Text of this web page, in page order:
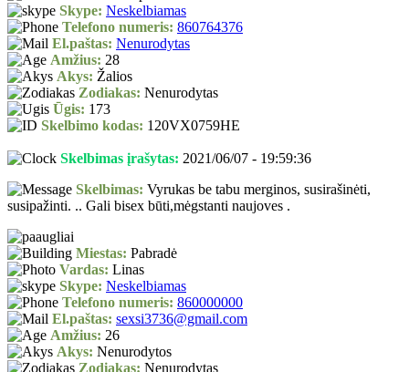
Skype: Neskelbiamas
Telefono numeris: 860764376
El.paštas: Nenurodytas
Amžius: 28
Akys: Žalios
Zodiakas: Nenurodytas
Ūgis: 173
Skelbimo kodas: 120VX0759HE
Skelbimas įrašytas: 2021/06/07 - 19:59:36
Skelbimas: Vyrukas be tabu merginos, susirašinėti,
susipažinti. .. Gali bisex būti,mėgstanti naujoves .
Miestas: Pabradė
Vardas: Linas
Skype: Neskelbiamas
Telefono numeris: 860000000
El.paštas: sexsi3736@gmail.com
Amžius: 26
Akys: Nenurodytos
Zodiakas: Nenurodytas